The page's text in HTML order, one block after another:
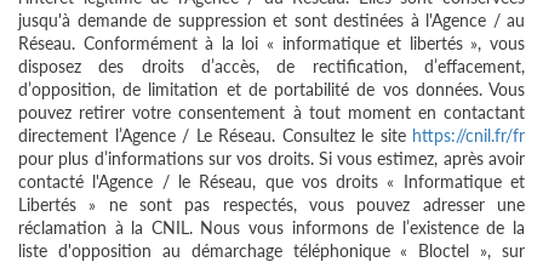
jusqu'à demande de suppression et sont destinées à l'Agence / au
Réseau. Conformément à la loi « informatique et libertés », vous
disposez des droits d’accès, de rectification, d’effacement,
d’opposition, de limitation et de portabilité de vos données. Vous
pouvez retirer votre consentement à tout moment en contactant
directement l’Agence / Le Réseau. Consultez le site https://cnil.fr/fr
pour plus d’informations sur vos droits. Si vous estimez, après avoir
contacté l'Agence / le Réseau, que vos droits « Informatique et
Libertés » ne sont pas respectés, vous pouvez adresser une
réclamation à la CNIL. Nous vous informons de l’existence de la
liste d'opposition au démarchage téléphonique « Bloctel », sur